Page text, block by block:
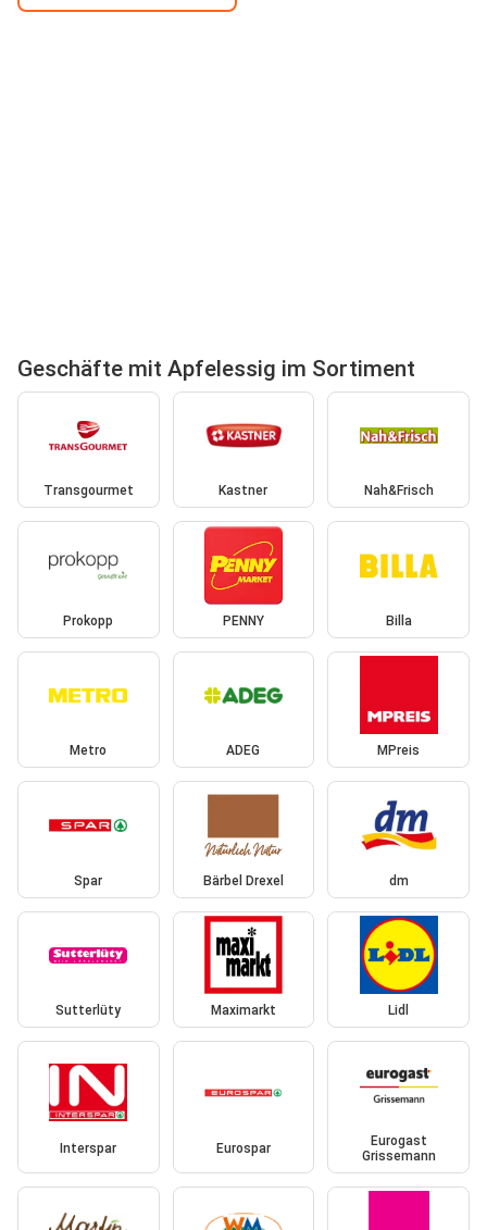
Geschäfte mit Apfelessig im Sortiment
Transgourmet Kastner Nah&Frisch
Prokopp PENNY Billa
Metro ADEG MPreis
Spar Bärbel Drexel dm
Sutterlüty Maximarkt Lidl
Interspar Eurospar
Eurogast
Grissemann